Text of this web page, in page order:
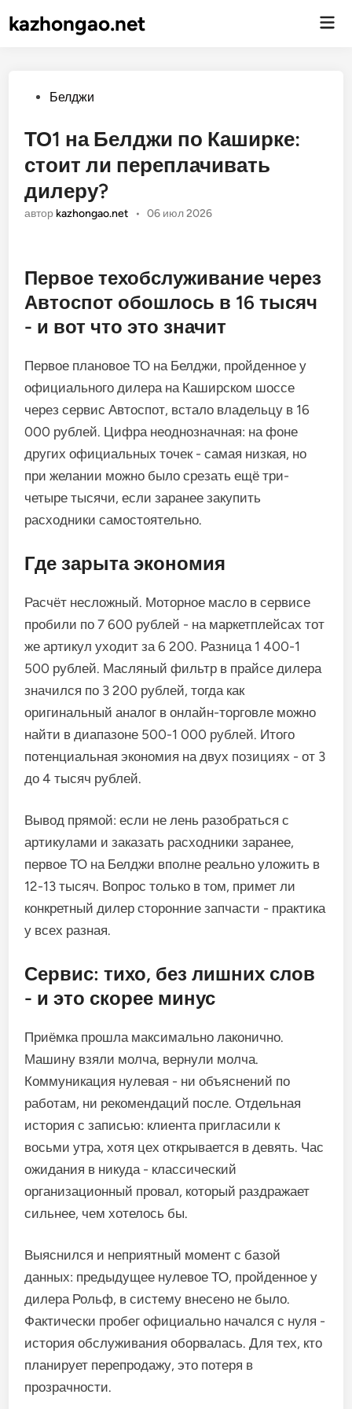
kazhongao.net
Опубликовано
Белджи
ТО1 на Белджи по Каширке:
стоит ли переплачивать
дилеру?
автор kazhongao.net • 06 июл 2026
Первое техобслуживание через
Автоспот обошлось в 16 тысяч
- и вот что это значит
Первое плановое ТО на Белджи, пройденное у
официального дилера на Каширском шоссе
через сервис Автоспот, встало владельцу в 16
000 рублей. Цифра неоднозначная: на фоне
других официальных точек - самая низкая, но
при желании можно было срезать ещё три-
четыре тысячи, если заранее закупить
расходники самостоятельно.
Где зарыта экономия
Расчёт несложный. Моторное масло в сервисе
пробили по 7 600 рублей - на маркетплейсах тот
же артикул уходит за 6 200. Разница 1 400-1
500 рублей. Масляный фильтр в прайсе дилера
значился по 3 200 рублей, тогда как
оригинальный аналог в онлайн-торговле можно
найти в диапазоне 500-1 000 рублей. Итого
потенциальная экономия на двух позициях - от 3
до 4 тысяч рублей.
Вывод прямой: если не лень разобраться с
артикулами и заказать расходники заранее,
первое ТО на Белджи вполне реально уложить в
12-13 тысяч. Вопрос только в том, примет ли
конкретный дилер сторонние запчасти - практика
у всех разная.
Сервис: тихо, без лишних слов
- и это скорее минус
Приёмка прошла максимально лаконично.
Машину взяли молча, вернули молча.
Коммуникация нулевая - ни объяснений по
работам, ни рекомендаций после. Отдельная
история с записью: клиента пригласили к
восьми утра, хотя цех открывается в девять. Час
ожидания в никуда - классический
организационный провал, который раздражает
сильнее, чем хотелось бы.
Выяснился и неприятный момент с базой
данных: предыдущее нулевое ТО, пройденное у
дилера Рольф, в систему внесено не было.
Фактически пробег официально начался с нуля -
история обслуживания оборвалась. Для тех, кто
планирует перепродажу, это потеря в
прозрачности.